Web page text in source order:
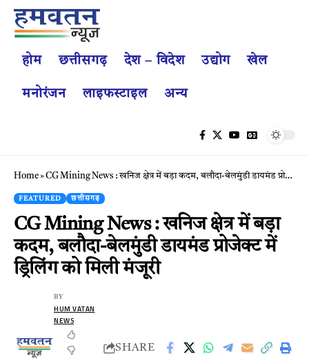
होम छत्तीसगढ़ देश – विदेश उद्योग खेल
मनोरंजन लाइफस्टाइल अन्य
Home»CG Mining News : खनिज क्षेत्र में बड़ा कदम, बलौदा-बेलमुंडी डायमंड प्रोजेक्ट में ड्रिलिंग को मिली मंजूरी
FEATURED छत्तीसगढ़
CG Mining News : खनिज क्षेत्र में बड़ा
कदम, बलौदा-बेलमुंडी डायमंड प्रोजेक्ट में
ड्रिलिंग को मिली मंजूरी
BY
HUM VATAN
NEWS
SHARE